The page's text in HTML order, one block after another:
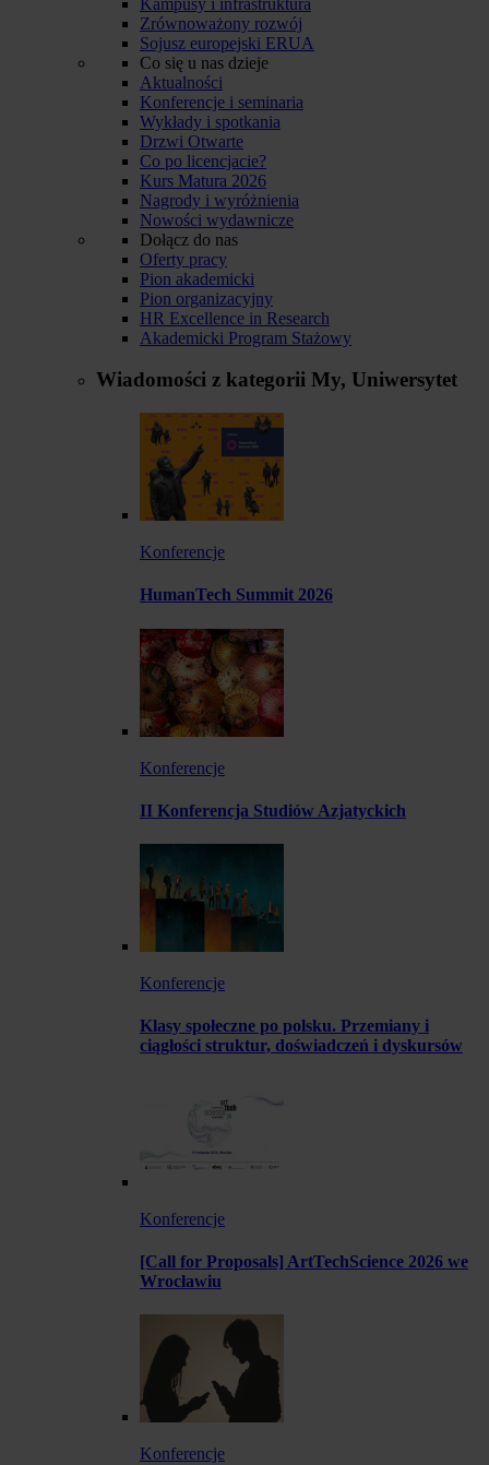
Zrównoważony rozwój
Sojusz europejski ERUA
Co się u nas dzieje
Aktualności
Konferencje i seminaria
Wykłady i spotkania
Drzwi Otwarte
Co po licencjacie?
Kurs Matura 2026
Nagrody i wyróżnienia
Nowości wydawnicze
Dołącz do nas
Oferty pracy
Pion akademicki
Pion organizacyjny
HR Excellence in Research
Akademicki Program Stażowy
Wiadomości z kategorii My, Uniwersytet
Konferencje
HumanTech Summit 2026
Konferencje
II Konferencja Studiów Azjatyckich
Konferencje
Klasy społeczne po polsku. Przemiany i
ciągłości struktur, doświadczeń i dyskursów
Konferencje
[Call for Proposals] ArtTechScience 2026 we
Wrocławiu
Konferencje